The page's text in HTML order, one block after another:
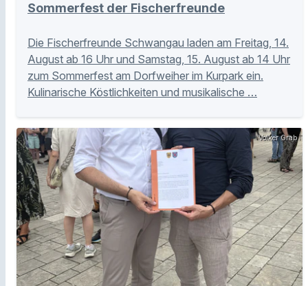
Sommerfest der Fischerfreunde
Die Fischerfreunde Schwangau laden am Freitag, 14.
August ab 16 Uhr und Samstag, 15. August ab 14 Uhr
zum Sommerfest am Dorfweiher im Kurpark ein.
Kulinarische Köstlichkeiten und musikalische …
Volker Grab